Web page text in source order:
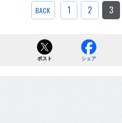
BACK 1 2 3
ポスト シェア